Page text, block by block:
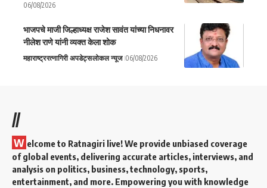
06/08/2026
भाजपचे माजी जिल्हाध्यक्ष राजेश सावंत यांच्या निधनावर
नीलेश राणे यांनी व्यक्त केला शोक
महाराष्ट्ररत्नागिरी अपडेट्सलोकल न्यूज 06/08/2026
//
W elcome to Ratnagiri live! We provide unbiased coverage
of global events, delivering accurate articles, interviews, and
analysis on politics, business, technology, sports,
entertainment, and more. Empowering you with knowledge